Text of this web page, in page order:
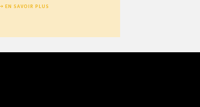
EN SAVOIR PLUS